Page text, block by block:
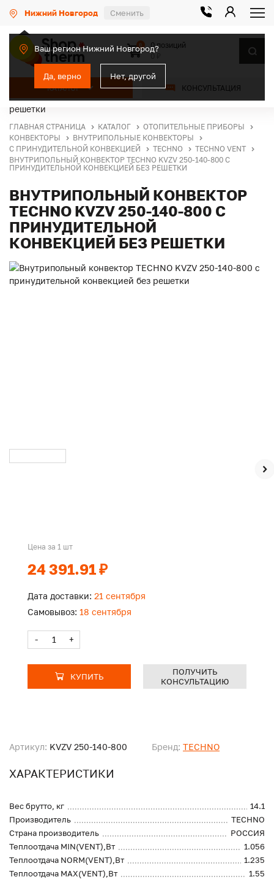
Нижний Новгород Сменить
Ваш регион Нижний Новгород?
Да, верно Нет, другой
КАТАЛОГ КОНСУЛЬТАЦИЯ
0
0 позиций
ГЛАВНАЯ СТРАНИЦА КАТАЛОГ
ОТОПИТЕЛЬНЫЕ ПРИБОРЫ
КОНВЕКТОРЫ
ВНУТРИПОЛЬНЫЕ КОНВЕКТОРЫ
С ПРИНУДИТЕЛЬНОЙ КОНВЕКЦИЕЙ
TECHNO
TECHNO VENT
ВНУТРИПОЛЬНЫЙ КОНВЕКТОР TECHNO KVZV 250-140-800 С
ПРИНУДИТЕЛЬНОЙ КОНВЕКЦИЕЙ БЕЗ РЕШЕТКИ
ВНУТРИПОЛЬНЫЙ КОНВЕКТОР
TECHNO KVZV 250-140-800 С
ПРИНУДИТЕЛЬНОЙ
КОНВЕКЦИЕЙ БЕЗ РЕШЕТКИ
Артикул: KVZV 250-140-800 Бренд: TECHNO
ХАРАКТЕРИСТИКИ
Вес брутто, кг
14.1
Производитель
TECHNO
Страна производитель
РОССИЯ
Теплоотдача MIN(VENT),Вт
1.056
Теплоотдача NORM(VENT),Вт
1.235
Теплоотдача MAX(VENT),Вт
1.55
Цена за 1 шт
24 391.91 ₽
Дата доставки: 21 сентября
Самовывоз: 18 сентября
- +
КУПИТЬ
ПОЛУЧИТЬ
КОНСУЛЬТАЦИЮ